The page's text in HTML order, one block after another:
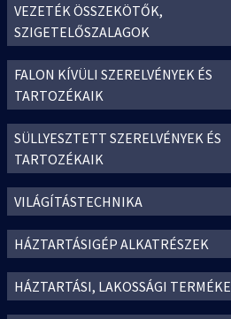
VEZETÉK ÖSSZEKÖTŐK,
SZIGETELŐSZALAGOK
FALON KÍVÜLI SZERELVÉNYEK ÉS
TARTOZÉKAIK
SÜLLYESZTETT SZERELVÉNYEK ÉS
TARTOZÉKAIK
VILÁGÍTÁSTECHNIKA
HÁZTARTÁSIGÉP ALKATRÉSZEK
HÁZTARTÁSI, LAKOSSÁGI